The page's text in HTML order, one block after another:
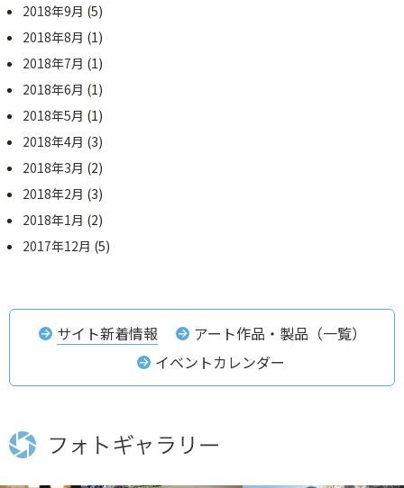
2018年9月 (5)
2018年8月 (1)
2018年7月 (1)
2018年6月 (1)
2018年5月 (1)
2018年4月 (3)
2018年3月 (2)
2018年2月 (3)
2018年1月 (2)
2017年12月 (5)
サイト新着情報
アート作品・製品（一覧）
イベントカレンダー